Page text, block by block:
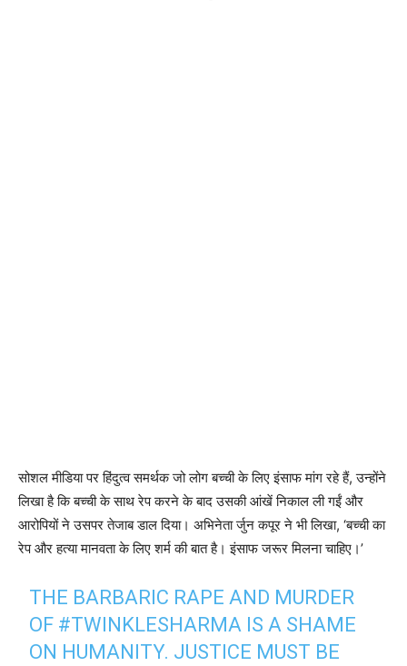
सोशल मीडिया पर हिंदुत्व समर्थक जो लोग बच्ची के लिए इंसाफ मांग रहे हैं, उन्होंने
लिखा है कि बच्ची के साथ रेप करने के बाद उसकी आंखें निकाल ली गईं और
आरोपियों ने उसपर तेजाब डाल दिया। अभिनेता र्जुन कपूर ने भी लिखा, ‘बच्ची का
रेप और हत्या मानवता के लिए शर्म की बात है। इंसाफ जरूर मिलना चाहिए।’
THE BARBARIC RAPE AND MURDER
OF #TWINKLESHARMA IS A SHAME
ON HUMANITY. JUSTICE MUST BE